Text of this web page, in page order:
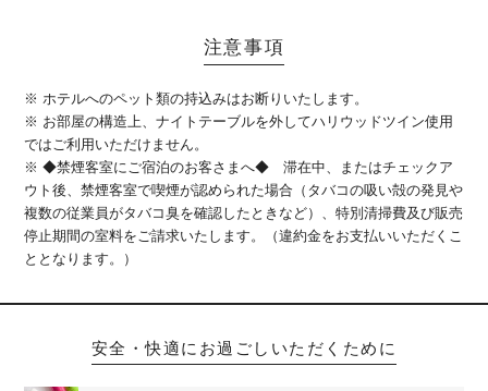
注意事項
※ ホテルへのペット類の持込みはお断りいたします。
※ お部屋の構造上、ナイトテーブルを外してハリウッドツイン使用
ではご利用いただけません。
※ ◆禁煙客室にご宿泊のお客さまへ◆ 滞在中、またはチェックア
ウト後、禁煙客室で喫煙が認められた場合（タバコの吸い殻の発見や
複数の従業員がタバコ臭を確認したときなど）、特別清掃費及び販売
停止期間の室料をご請求いたします。（違約金をお支払いいただくこ
ととなります。）
安全・快適にお過ごしいただくために